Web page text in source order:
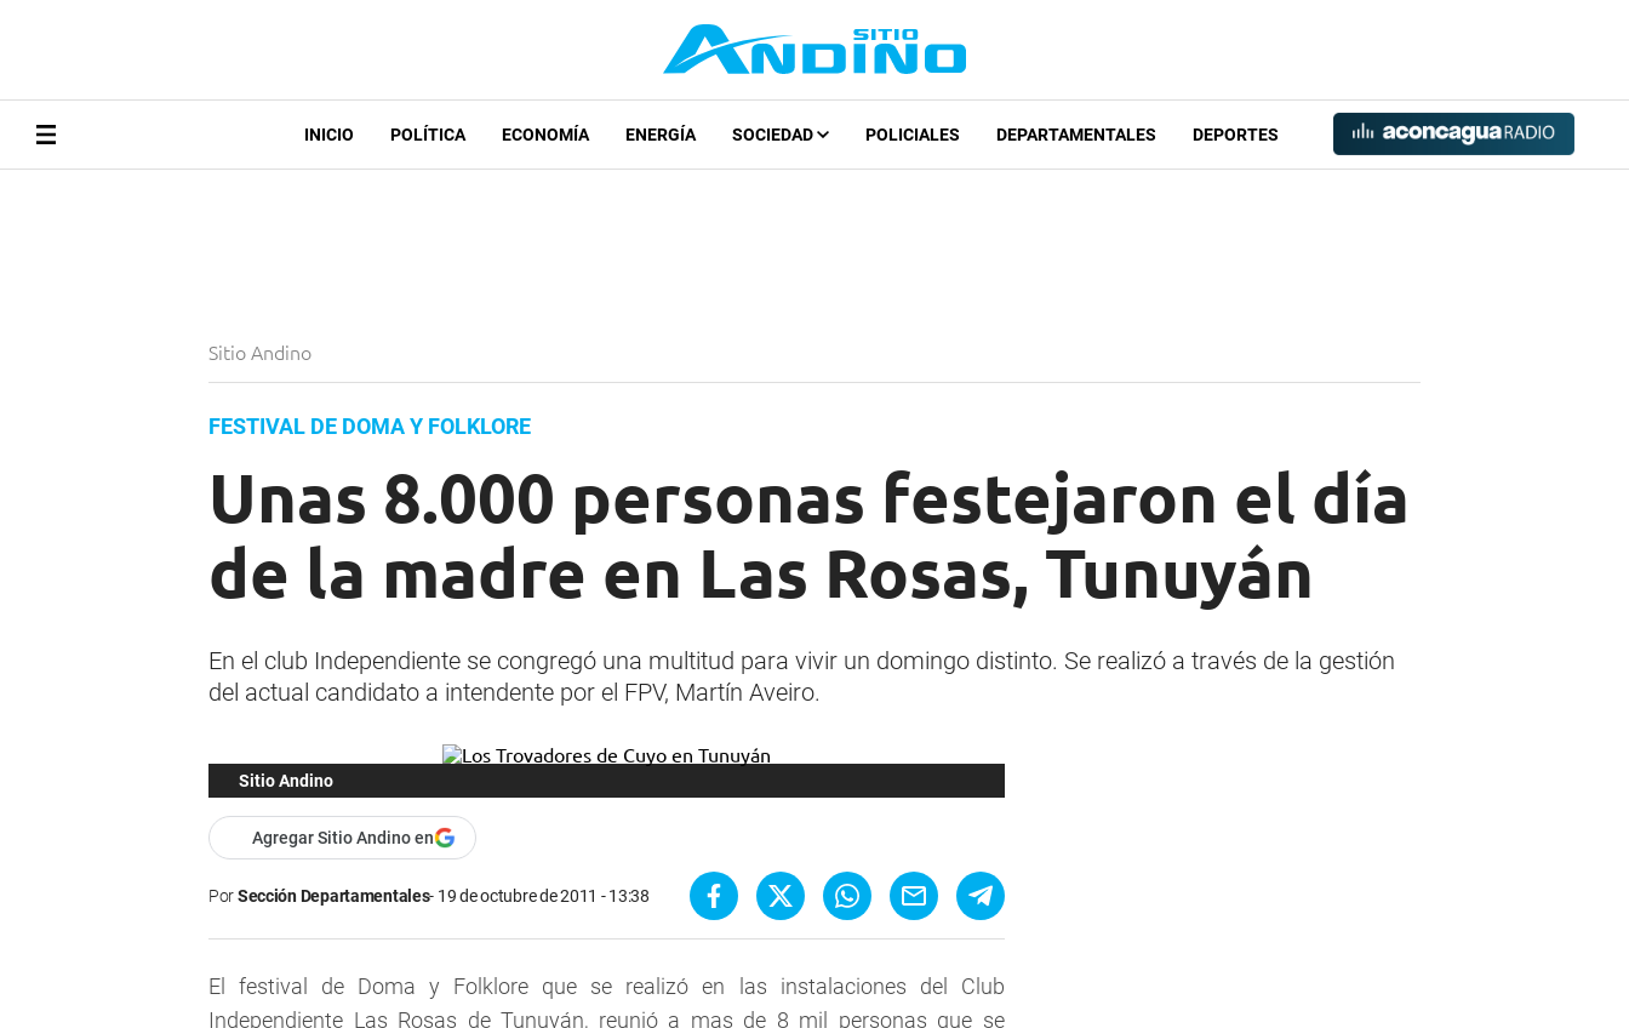
INICIO POLÍTICA ECONOMÍA ENERGÍA SOCIEDAD POLICIALES DEPARTAMENTALES DEPORTES
Sitio Andino
FESTIVAL DE DOMA Y FOLKLORE
Unas 8.000 personas festejaron el día
de la madre en Las Rosas, Tunuyán
En el club Independiente se congregó una multitud para vivir un domingo distinto. Se realizó a través de la gestión
del actual candidato a intendente por el FPV, Martín Aveiro.
Sitio Andino
Agregar Sitio Andino en
PorSección Departamentales 19 de octubre de 2011 - 13:38
El festival de Doma y Folklore que se realizó en las instalaciones del Club
Independiente Las Rosas de Tunuyán, reunió a mas de 8 mil personas que se